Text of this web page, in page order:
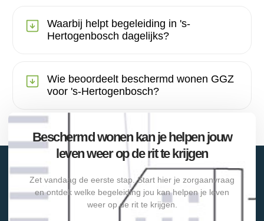
Waarbij helpt begeleiding in 's-
Hertogenbosch dagelijks?
Wie beoordeelt beschermd wonen GGZ
voor 's-Hertogenbosch?
Beschermd wonen kan je helpen jouw
leven weer op de rit te krijgen
Zet vandaag de eerste stap. Start hier je zorgaanvraag
en ontdek welke begeleiding jou kan helpen je leven
weer op de rit te krijgen.